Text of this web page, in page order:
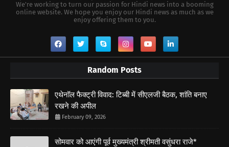
We're working to turn our passion for Hindi news into a booming
online website. We hope you enjoy our Hindi news as much as we
enjoy offering them to you.
Random Posts
एथेनॉल फैक्ट्री विवाद: टिब्बी में सीएलजी बैठक, शांति बनाए
रखने की अपील
February 09, 2026
सोमवार को आएंगी पूर्व मुख्यमंत्री श्रीमती वसुंधरा राजे*